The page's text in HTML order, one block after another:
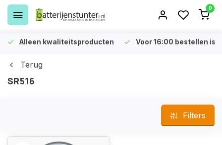
0
Alleen kwaliteitsproducten Voor 16:00 bestellen is
Terug
SR516
Filters